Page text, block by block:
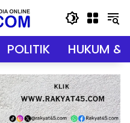
POLITIK HUKUM &